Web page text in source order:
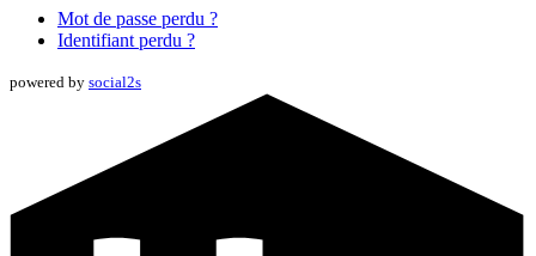
Mot de passe perdu ?
Identifiant perdu ?
powered by social2s